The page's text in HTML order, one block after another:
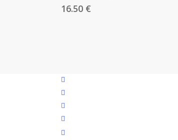
16.50 €
facebook
google-
plus
instagram
whatsapp
tiktok